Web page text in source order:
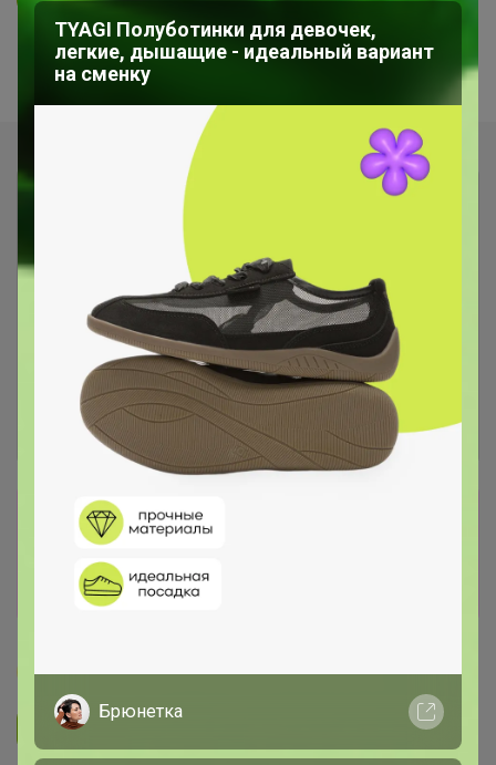
1 2
Сбор заказов в данной закупке
завершен
Перейти к текущей закупке
Бонифаций
Подписаться на закупку
TYAGI Полуботинки для девочек,
легкие, дышащие - идеальный вариант
на сменку
Брюнетка